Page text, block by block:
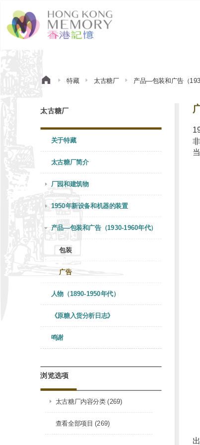
特藏 太古糖厂 产品—包装和广告（
太古糖厂
关于特藏
太古糖厂简介
厂园和建筑物
1950年新设备和机器的装置
产品—包装和广告（1930-1960年代）
包装
广告
人物（1890-1950年代）
《原糖入货分析日志》
鸣谢
浏览选项
太古糖厂内容分类 (269)
查看全部项目 (269)